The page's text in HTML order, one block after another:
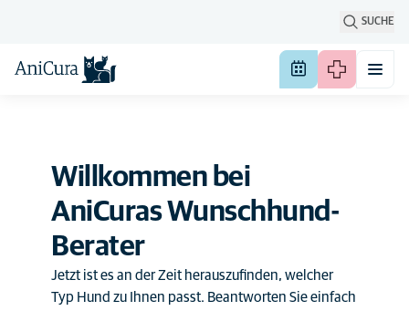
SUCHE
Willkommen bei
AniCuras Wunschhund-
Berater
Jetzt ist es an der Zeit herauszufinden, welcher
Typ Hund zu Ihnen passt. Beantworten Sie einfach